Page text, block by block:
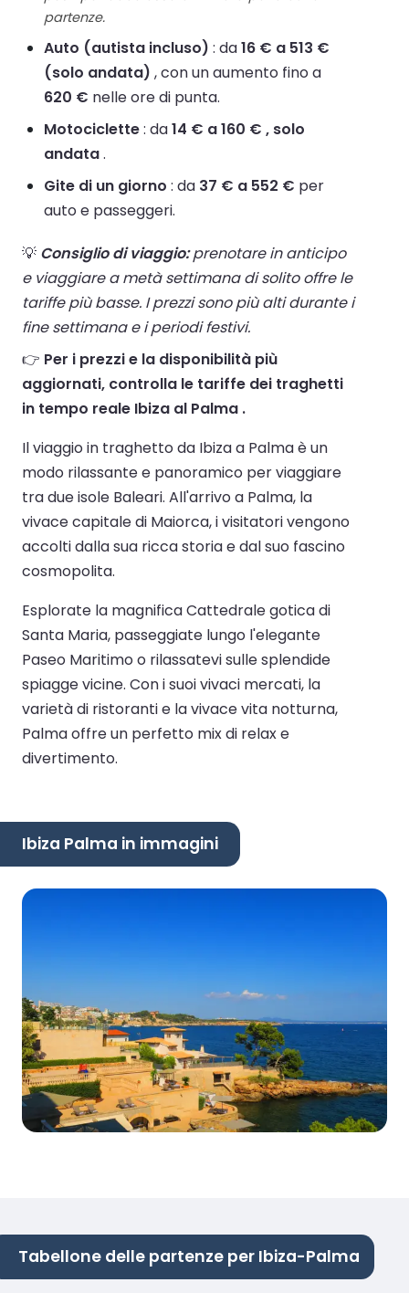
partenze.
Auto (autista incluso) : da16 € a 513 €
(solo andata) , con un aumento fino a
620 € nelle ore di punta.
Motociclette: da14 € a 160 € , solo
andata.
Gite di un giorno : da 37 € a 552 € per
auto e passeggeri.
💡 Consiglio di viaggio:prenotare in anticipo
e viaggiare a metà settimana di solito offre le
tariffe più basse. I prezzi sono più alti durante i
fine settimana e i periodi festivi.
👉 Per i prezzi e la disponibilità più
aggiornati, controlla le tariffe dei traghetti
in tempo reale Ibiza al Palma .
Il viaggio in traghetto da Ibiza a Palma è un
modo rilassante e panoramico per viaggiare
tra due isole Baleari. All'arrivo a Palma, la
vivace capitale di Maiorca, i visitatori vengono
accolti dalla sua ricca storia e dal suo fascino
cosmopolita.
Esplorate la magnifica Cattedrale gotica di
Santa Maria, passeggiate lungo l'elegante
Paseo Maritimo o rilassatevi sulle splendide
spiagge vicine. Con i suoi vivaci mercati, la
varietà di ristoranti e la vivace vita notturna,
Palma offre un perfetto mix di relax e
divertimento.
Ibiza Palma in immagini
Tabellone delle partenze per Ibiza-Palma